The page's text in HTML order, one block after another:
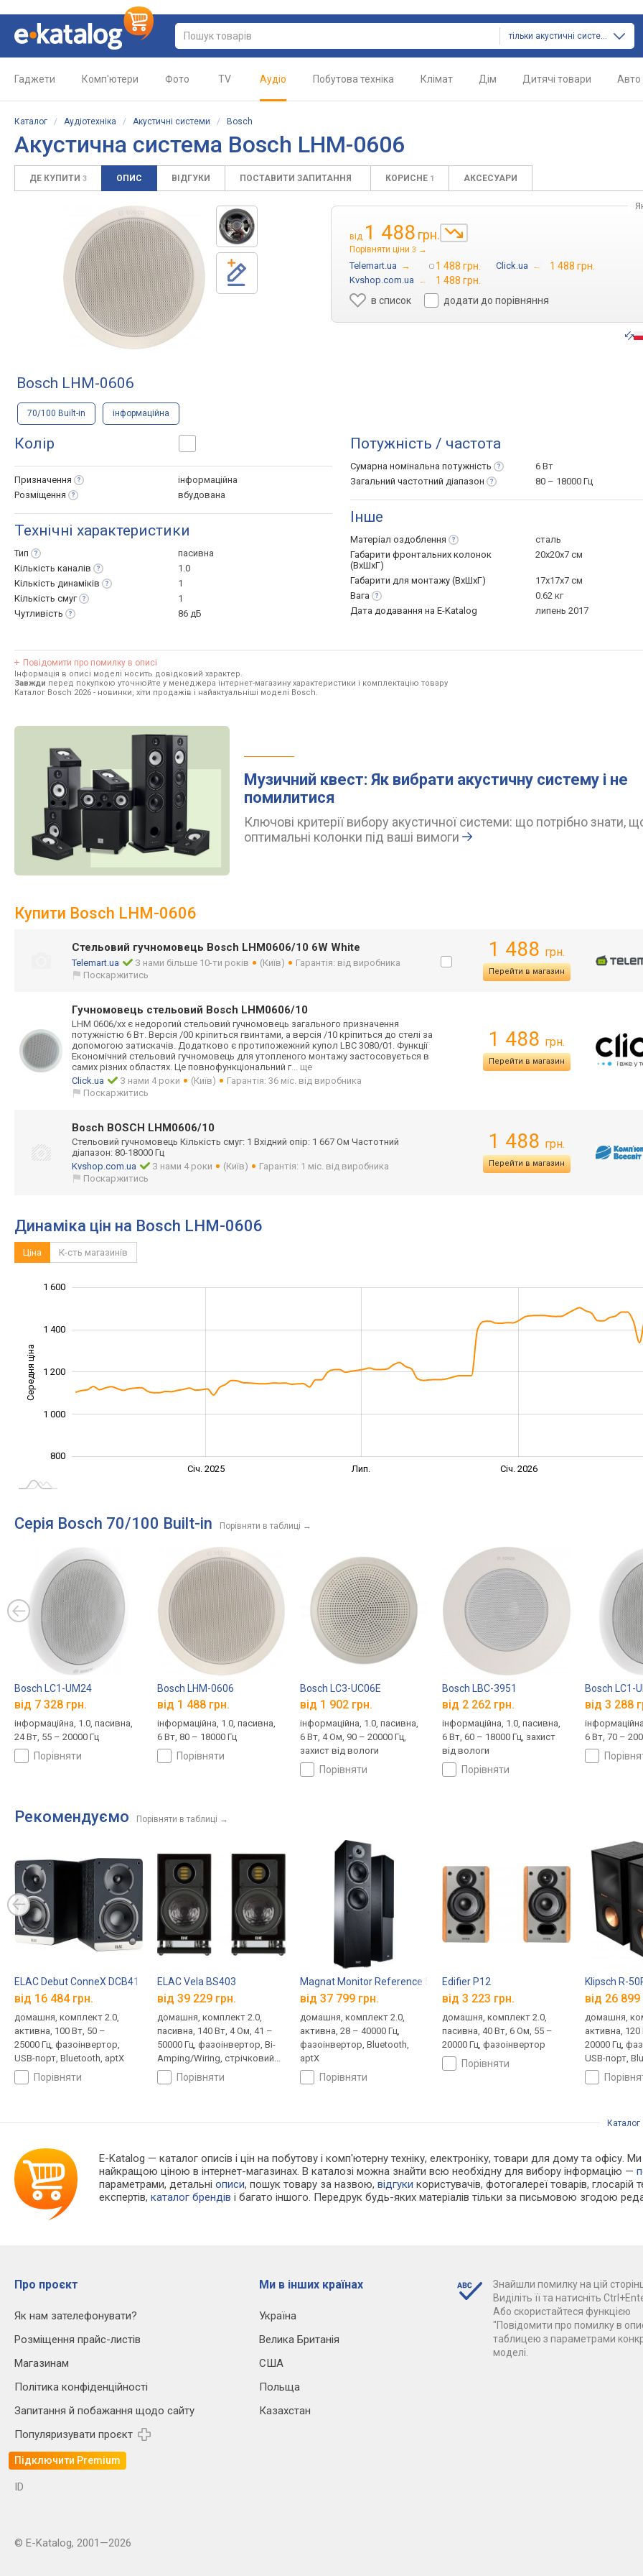
тільки акустичні системи
Гаджети Комп'ютери Фото TV Аудіо Побутова техніка Клімат Дім Дитячі товари Авто
Каталог / Аудіотехніка / Акустичні системи / Bosch
Акустична система Bosch LHM-0606
ДЕ КУПИТИ 3 ОПИС ВІДГУКИ ПОСТАВИТИ ЗАПИТАННЯ КОРИСНЕ 1 АКСЕСУАРИ
від 1 488 грн.
Порівняти ціни 3 →
Telemart.ua → 1 488 грн. Click.ua → 1 488 грн.
Kvshop.com.ua →
1 488 грн.
в список
додати до порівняння
Bosch LHM-0606
70/100 Built-in інформаційна
Колір
Призначення
інформаційна
Розміщення
вбудована
Технічні характеристики
Тип
пасивна
Кількість каналів
1.0
Кількість динаміків
1
Кількість смуг
1
Чутливість
86 дБ
Потужність / частота
Сумарна номінальна потужність
6 Вт
Загальний частотний діапазон 80 – 18000 Гц
Інше
Матеріал оздоблення
сталь
Габарити фронтальних колонок
(ВхШхГ)
20х20х7 см
Габарити для монтажу (ВхШхГ)
17х17х7 см
Вага
0.62 кг
Дата додавання на E-Katalog
липень 2017
Повідомити про помилку в описі
Інформація в описі моделі носить довідковий характер.
Завжди перед покупкою уточнюйте у менеджера інтернет-магазину характеристики і комплектацію товару
Каталог Bosch 2026 - новинки, хіти продажів і найактуальніші моделі Bosch.
Музичний квест: Як вибрати акустичну систему і не
помилитися
Ключові критерії вибору акустичної системи: що потрібно знати,
оптимальні колонки під ваші вимоги
Купити Bosch LHM-0606
Стельовий гучномовець Bosch LHM0606/10 6W White
Telemart.ua З нами більше 10-ти років (Київ)
Гарантія: від виробника
Поскаржитись
1 488 грн.
Перейти в магазин
Гучномовець стельовий Bosch LHM0606/10
LHM 0606/xx є недорогий стельовий гучномовець загального призначення
потужністю 6 Вт. Версія /00 кріпиться гвинтами, а версія /10 кріпиться до стелі за
допомогою затискачів. Додатково є протипожежний купол LBC 3080/01. Функції
Економічний стельовий гучномовець для утопленого монтажу застосовується в
самих різних областях. Це повнофункціональний г... ще
Click.ua
З нами 4 роки (Київ)
Гарантія: 36 міс. від виробника
Поскаржитись
1 488 грн.
Перейти в магазин
Bosch BOSCH LHM0606/10
Стельовий гучномовець Кількість смуг: 1 Вхідний опір: 1 667 Ом Частотний
діапазон: 80-18000 Гц
Kvshop.com.ua
З нами 4 роки (Київ)
Гарантія: 1 міс. від виробника
Поскаржитись
1 488 грн.
Перейти в магазин
Динаміка цін на Bosch LHM-0606
Ціна К-сть магазинів
Середня ціна 1 000
800
1 000
1 200
1 400
1 600
Січ. 2025 Лип. Січ. 2026
Серія Bosch 70/100 Built-in Порівняти в таблиці →
Bosch LC1-UM24
від 7 328 грн.
інформаційна, 1.0, пасивна,
24 Вт, 55 – 20000 Гц
порівняти
Bosch LHM-0606
від 1 488 грн.
інформаційна, 1.0, пасивна,
6 Вт, 80 – 18000 Гц
порівняти
Bosch LC3-UC06E
від 1 902 грн.
інформаційна, 1.0, пасивна,
6 Вт, 4 Ом, 90 – 20000 Гц,
захист від вологи
порівняти
Bosch LBC-3951
від 2 262 грн.
інформаційна, 1.0, пасивна,
6 Вт, 60 – 18000 Гц, захист
від вологи
порівняти
Bosch LC1-
від 3 288
6 Вт, 70 –
Рекомендуємо Порівняти в таблиці →
ELAC Debut ConneX DCB41
від 16 484 грн.
домашня, комплект 2.0,
активна, 100 Вт, 50 –
25000 Гц, фазоінвертор,
USB-порт, Bluetooth, aptX
порівняти
ELAC Vela BS403
від 39 229 грн.
домашня, комплект 2.0,
пасивна, 140 Вт, 4 Ом, 41 –
50000 Гц, фазоінвертор, Bi-
Amping/Wiring, стрічковий
випромінювач
порівняти
Magnat Monitor Reference 5A
від 37 799 грн.
домашня, комплект 2.0,
активна, 28 – 40000 Гц,
фазоінвертор, Bluetooth,
aptX
порівняти
Edifier P12
від 3 223 грн.
домашня, комплект 2.0,
пасивна, 40 Вт, 6 Ом, 55 –
20000 Гц, фазоінвертор
порівняти
Klipsch R-
від 26 899
домашня,
активна,
20000 Гц,
USB-порт,
Каталог
E-Katalog — каталог описів і цін на побутову і комп'ютерну техніку, електроніку, товари для дому та офісу.
найкращою ціною в інтернет-магазинах. В каталозі можна знайти всю необхідну для вибору інформацію —
параметрами, детальніописи, пошук товару за назвою,відгуки користувачів, фотогалереї товарів, глосарій
експертів,каталог брендів і багато іншого. Передрук будь-яких матеріалів тільки за письмовою згодою
Про проєкт
Як нам зателефонувати?
Розміщення прайс-листів
Магазинам
Політика конфіденційності
Запитання й побажання щодо сайту
Популяризувати проєкт
Підключити Premium
Ми в інших країнах
Україна
Велика Британія
США
Польща
Казахстан
Знайшли помилку на цій
Виділіть її та натисніть
Або скористайтеся функцією
"Повідомити про помилку в
таблицею з параметрами
моделі.
ID
© E-Katalog, 2001—2026